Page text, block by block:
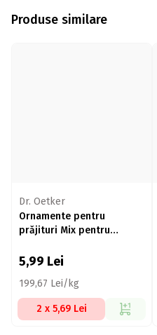
Produse similare
Dr. Oetker
Ornamente pentru
prăjituri Mix pentru
5,99 Lei
199,67 Lei/kg
2 x 5,69 Lei